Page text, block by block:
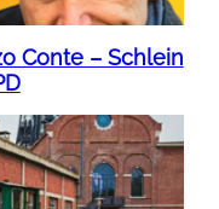
Conte – Schlein